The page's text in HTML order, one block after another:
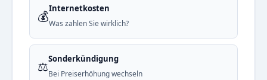
💰Internetkosten
Was zahlen Sie wirklich?
⚖️Sonderkündigung
Bei Preiserhöhung wechseln